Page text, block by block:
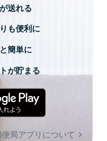
送れる
も便利に
簡単に
が貯まる
局アプリについて